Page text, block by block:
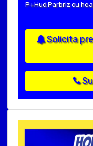
P+Hud:Parbriz cu
Solicita